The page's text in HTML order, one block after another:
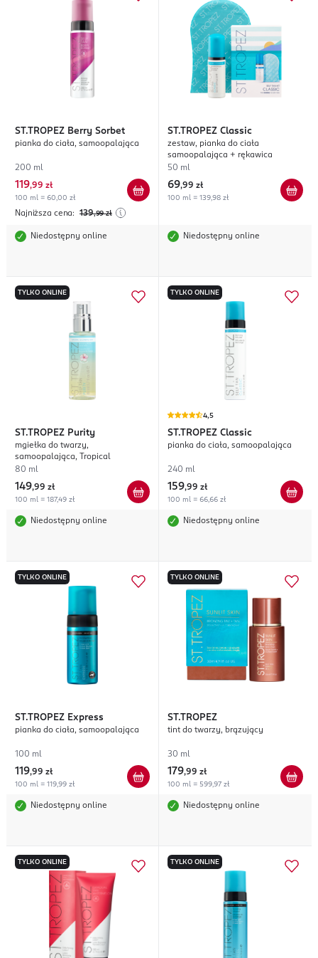
ST.TROPEZ Berry Sorbet
pianka do ciała, samoopalająca
200 ml
119,99 zł
100 ml = 60,00 zł
Najniższa cena: 139,99 zł
Niedostępny online
ST.TROPEZ Classic
zestaw, pianka do ciała
samoopalająca + rękawica
50 ml
69,99 zł
100 ml = 139,98 zł
Niedostępny online
TYLKO ONLINE
ST.TROPEZ Purity
mgiełka do twarzy,
samoopalająca, Tropical
80 ml
149,99 zł
100 ml = 187,49 zł
Niedostępny online
TYLKO ONLINE
4,5
ST.TROPEZ Classic
pianka do ciała, samoopalająca
240 ml
159,99 zł
100 ml = 66,66 zł
Niedostępny online
TYLKO ONLINE
ST.TROPEZ Express
pianka do ciała, samoopalająca
100 ml
119,99 zł
100 ml = 119,99 zł
Niedostępny online
TYLKO ONLINE
ST.TROPEZ
tint do twarzy, brązujący
30 ml
179,99 zł
100 ml = 599,97 zł
Niedostępny online
TYLKO ONLINE TYLKO ONLINE